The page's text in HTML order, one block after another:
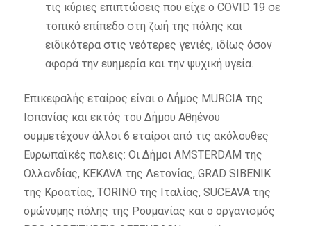
τις κύριες επιπτώσεις που είχε ο COVID 19 σε
τοπικό επίπεδο στη ζωή της πόλης και
ειδικότερα στις νεότερες γενιές, ιδίως όσον
αφορά την ευημερία και την ψυχική υγεία.
Επικεφαλής εταίρος είναι ο Δήμος MURCIA της
Ισπανίας και εκτός του Δήμου Αθηένου
συμμετέχουν άλλοι 6 εταίροι από τις ακόλουθες
Ευρωπαϊκές πόλεις: Οι Δήμοι AMSTERDAM της
Ολλανδίας, KEKAVA της Λετονίας, GRAD SIBENIK
της Κροατίας, TORINO της Ιταλίας, SUCEAVA της
ομώνυμης πόλης της Ρουμανίας και ο οργανισμός